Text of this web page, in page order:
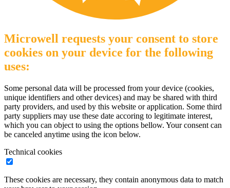
Microwell requests your consent to store
cookies on your device for the following
uses:
Some personal data will be processed from your device (cookies,
unique identifiers and other devices) and may be shared with third
party providers, and used by this website or application. Some third
party suppliers may use these date accoring to legitimate interest,
which you can object to using the options bellow. Your consent can
be canceled anytime using the icon below.
Technical cookies
These cookies are necessary, they contain anonymous data to match